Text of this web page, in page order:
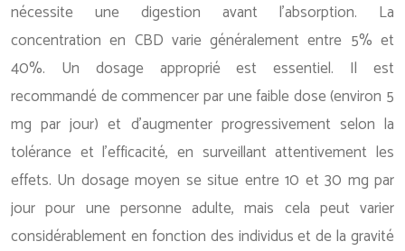
nécessite une digestion avant l’absorption. La
concentration en CBD varie généralement entre 5% et
40%. Un dosage approprié est essentiel. Il est
recommandé de commencer par une faible dose (environ 5
mg par jour) et d’augmenter progressivement selon la
tolérance et l’efficacité, en surveillant attentivement les
effets. Un dosage moyen se situe entre 10 et 30 mg par
jour pour une personne adulte, mais cela peut varier
considérablement en fonction des individus et de la gravité